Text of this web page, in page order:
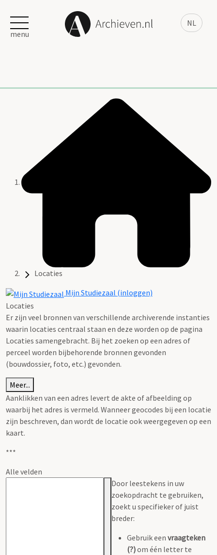
NL
menu
Locaties
Mijn Studiezaal (inloggen)
Locaties
Er zijn veel bronnen van verschillende archiverende instanties
waarin locaties centraal staan en deze worden op de pagina
Locaties samengebracht. Bij het zoeken op een adres of
perceel worden bijbehorende bronnen gevonden
(bouwdossier, foto, etc.) gevonden.
Meer...
Aanklikken van een adres levert de akte of afbeelding op
waarbij het adres is vermeld. Wanneer geocodes bij een locatie
zijn beschreven, dan wordt de locatie ook weergegeven op een
kaart.
***
Alle velden
Door leestekens in uw
zoekopdracht te gebruiken,
zoekt u specifieker of juist
breder:
Gebruik een vraagteken
(?)om één letter te